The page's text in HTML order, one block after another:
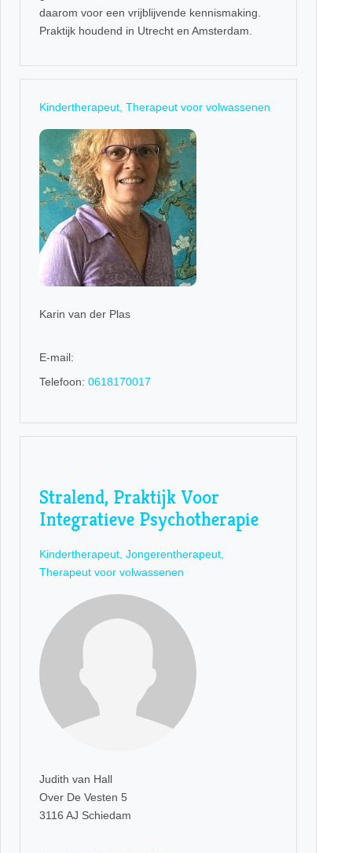
daarom voor een vrijblijvende kennismaking.
Praktijk houdend in Utrecht en Amsterdam.
Kindertherapeut, Therapeut voor volwassenen
Karin van der Plas
E-mail:
Telefoon: 0618170017
Stralend, Praktijk Voor
Integratieve Psychotherapie
Kindertherapeut, Jongerentherapeut,
Therapeut voor volwassenen
Judith van Hall
Over De Vesten 5
3116 AJ Schiedam